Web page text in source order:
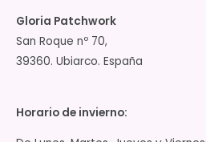
Gloria Patchwork
San Roque nº 70,
39360. Ubiarco. España
Horario de invierno: